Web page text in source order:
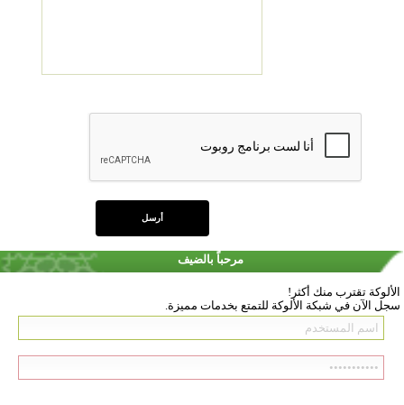
مرحباً بالضيف
الألوكة تقترب منك أكثر!
سجل الآن في شبكة الألوكة للتمتع بخدمات مميزة.